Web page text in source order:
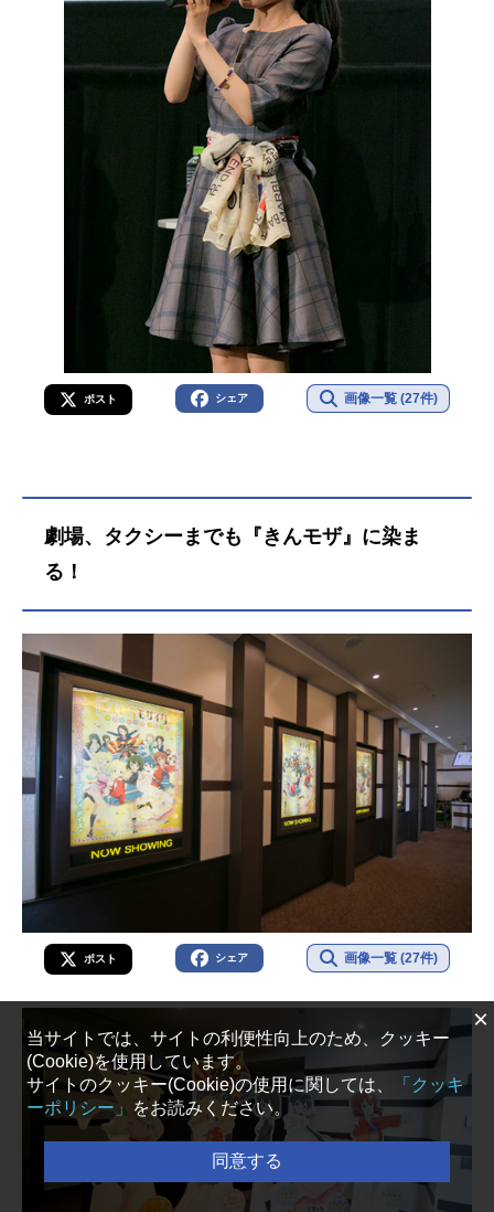
ポスト シェア 画像一覧 (27件)
劇場、タクシーまでも『きんモザ』に染ま
る！
ポスト シェア 画像一覧 (27件)
×
当サイトでは、サイトの利便性向上のため、クッキー
(Cookie)を使用しています。
サイトのクッキー(Cookie)の使用に関しては、
「クッキ
ーポリシー」
をお読みください。
同意する